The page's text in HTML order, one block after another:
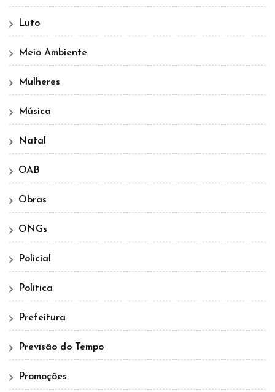
Luto
Meio Ambiente
Mulheres
Música
Natal
OAB
Obras
ONGs
Policial
Política
Prefeitura
Previsão do Tempo
Promoções